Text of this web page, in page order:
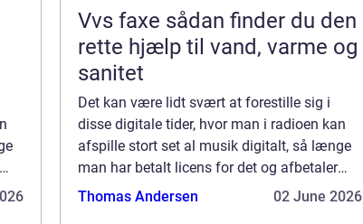
Vvs faxe sådan finder du den
rette hjælp til vand, varme og
sanitet
Det kan være lidt svært at forestille sig i
disse digitale tider, hvor man i radioen kan
afspille stort set al musik digitalt, så længe
man har betalt licens for det og afbetaler
kunstnerne for ulejligheden. Der var faktisk
Thomas Andersen 02 June 2026